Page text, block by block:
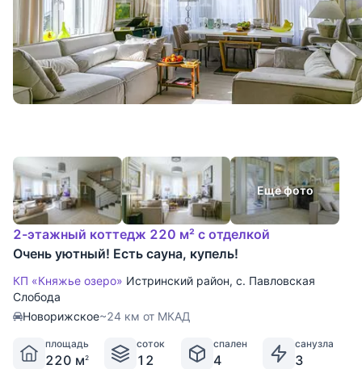
Еще фото
2-этажный коттедж 220 м² с отделкой
Очень уютный! Есть сауна, купель!
КП «Княжье озеро» Истринский район, с. Павловская
Слобода
Новорижское~24 км от МКАД
площадь
220 м2
соток
12
спален
4
санузла
3